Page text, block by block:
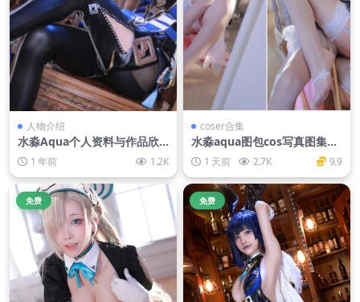
人物介绍
水淼Aqua个人资料与作品欣
赏 1 年前 1.2K
coser合集
水淼aqua图包cos写真图集全
部作品合集【持续更新..】
1 天前 2.7K 9.9
免费 免费